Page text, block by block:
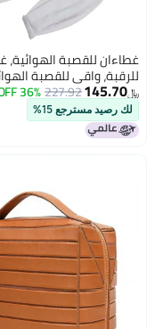
الهوائية، غطاء
للقصبة الهوائية قابل
للغبار، مستلزمات
قابلة للتعديل،
بالقصبة الهوائية
الاستخدام للرجال
227.92
36% OFF
15%